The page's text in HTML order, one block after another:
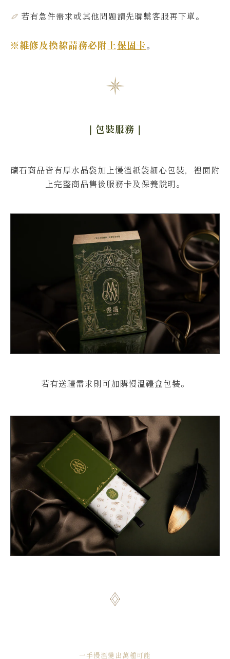
若有急件需求或其他問題請先聯繫客服再下單。
※維修及換線請務必附上保固卡。
｜包裝服務 ｜
礦石商品皆有厚水晶袋加上慢溫紙袋細心包裝，裡面附
上完整商品售後服務卡及保養說明。
若有送禮需求則可加購慢溫禮盒包裝。
一手慢溫變出萬種可能